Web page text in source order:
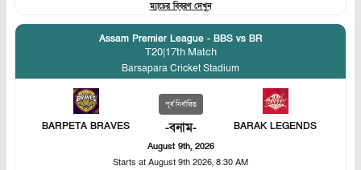
ম্যাচের বিবরণ দেখুন
Assam Premier League - BBS vs BR
T20|17th Match
Barsapara Cricket Stadium
BARPETA BRAVES
পূর্ব নির্ধারিত
-বনাম- BARAK LEGENDS
August 9th, 2026
Starts at August 9th 2026, 8:30 AM